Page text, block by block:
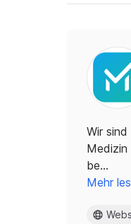
Wir
Medizin
be…
Mehr